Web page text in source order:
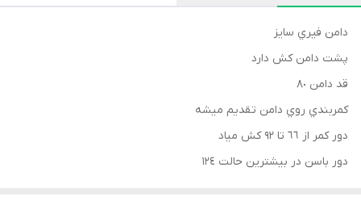
دامن فيري سايز
پشت دامن كش دارد
قد دامن ٨٠
كمربندي روي دامن تقديم ميشه
دور كمر از ٦٦ تا ٩٢ كش مياد
دور باسن در بيشترين حالت ١٢٤